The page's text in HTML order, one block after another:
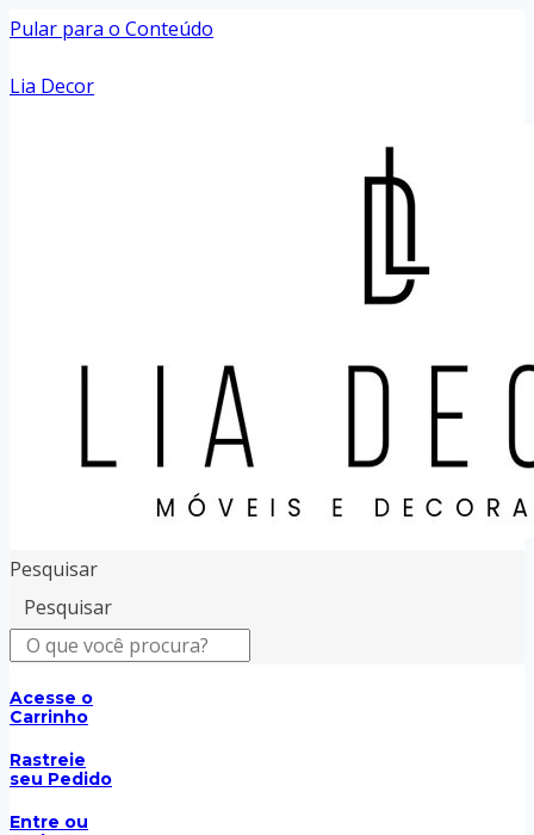
Pular para o Conteúdo
Lia Decor
Pesquisar
Pesquisar
Acesse o
Carrinho
Rastreie
seu Pedido
Entre ou